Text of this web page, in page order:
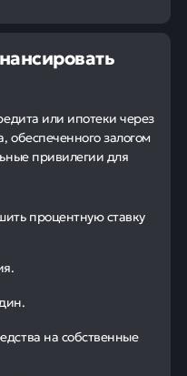
или ипотеки через
обеспеченного залогом
привилегии для
процентную ставку
на собственные